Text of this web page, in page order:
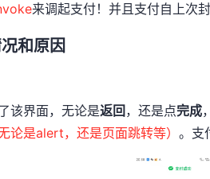
来调起支付！并且支付自上次
和原因
该界面，无论是返回 ，还是点完成
论是alert，还是页面跳转等）。支